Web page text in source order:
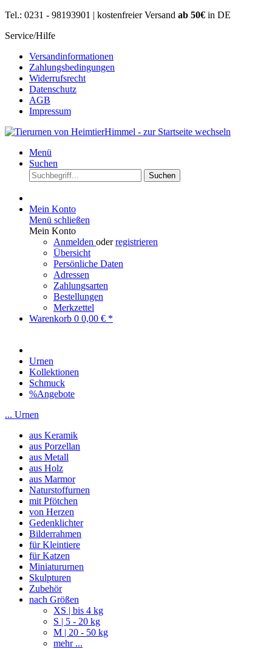
Tel.: 0231 - 98193901 | kostenfreier Versand ab 50€ in DE
Service/Hilfe
Versandinformationen
Zahlungsbedingungen
Widerrufsrecht
Datenschutz
AGB
Impressum
Menü
Suchen
Suchen
Mein Konto
Menü schließen
Mein Konto
Anmelden oderregistrieren
Übersicht
Persönliche Daten
Adressen
Zahlungsarten
Bestellungen
Merkzettel
Warenkorb 0 0,00 € *
Urnen
Kollektionen
Schmuck
%Angebote
... Urnen
aus Keramik
aus Porzellan
aus Metall
aus Holz
aus Marmor
Naturstoffurnen
mit Pfötchen
von Herzen
Gedenklichter
Bilderrahmen
für Kleintiere
für Katzen
Miniatururnen
Skulpturen
Zubehör
nach Größen
XS | bis 4 kg
S | 5 - 20 kg
M | 20 - 50 kg
mehr ...